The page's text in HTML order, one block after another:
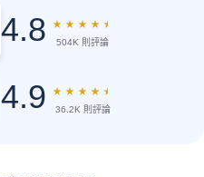
4.8 ★ ★ ★ ★ ★
504K 則評論
4.9 ★ ★ ★ ★ ★
36.2K 則評論